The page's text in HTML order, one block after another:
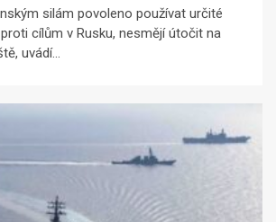
silám povoleno používat určité
cílům v Rusku, nesmějí útočit na
uvádí...